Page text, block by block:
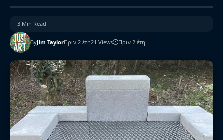
ByJim TaylorΠριν 2 έτη21 Views Πριν 2 έτη
3 Min Read